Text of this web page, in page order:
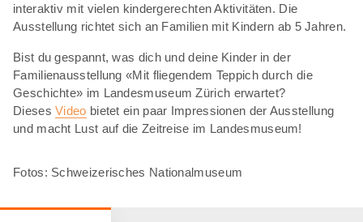
interaktiv mit vielen kindergerechten Aktivitäten. Die
Ausstellung richtet sich an Familien mit Kindern ab 5 Jahren.
Bist du gespannt, was dich und deine Kinder in der
Familienausstellung «Mit fliegendem Teppich durch die
Geschichte» im Landesmuseum Zürich erwartet?
DiesesVideo bietet ein paar Impressionen der Ausstellung
und macht Lust auf die Zeitreise im Landesmuseum!
Fotos: Schweizerisches Nationalmuseum